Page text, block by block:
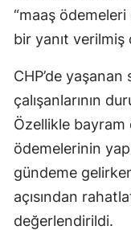
“maaş ödemeleri
bir yanıt verilmiş
CHP’de
çalışanlarının
Özellikle
ödemelerinin
gündeme
açısından
değerlendirildi.